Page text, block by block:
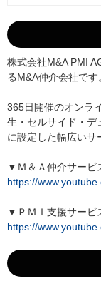
株式会社M&A PMI
るM&A仲介会社です
365日開催のオンラ
生・セルサイド・デ
に設定した幅広いサ
▼Ｍ＆Ａ仲介サービ
https://
▼ＰＭＩ支援サービ
https://